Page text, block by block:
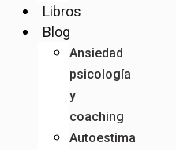
Libros
Blog
Ansiedad
psicología
y
coaching
Autoestima